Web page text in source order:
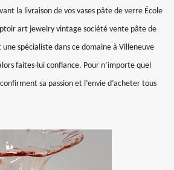
la livraison de vos vases pâte de verre École
art jewelry vintage société vente pâte de
une spécialiste dans ce domaine à Villeneuve
faites-lui confiance. Pour n’importe quel
sa passion et l’envie d’acheter tous